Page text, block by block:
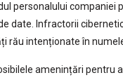
personalului companiei
date. Infractorii
rău intenționate în
amenințări pentru